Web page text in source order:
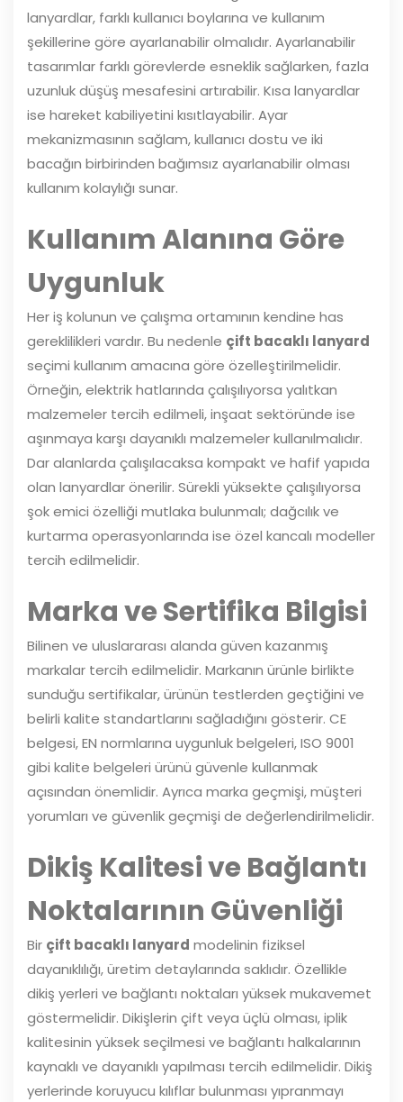
lanyardlar, farklı kullanıcı boylarına ve kullanım
şekillerine göre ayarlanabilir olmalıdır. Ayarlanabilir
tasarımlar farklı görevlerde esneklik sağlarken, fazla
uzunluk düşüş mesafesini artırabilir. Kısa lanyardlar
ise hareket kabiliyetini kısıtlayabilir. Ayar
mekanizmasının sağlam, kullanıcı dostu ve iki
bacağın birbirinden bağımsız ayarlanabilir olması
kullanım kolaylığı sunar.
Kullanım Alanına Göre
Uygunluk
Her iş kolunun ve çalışma ortamının kendine has
gereklilikleri vardır. Bu nedenle çift bacaklı lanyard
seçimi kullanım amacına göre özelleştirilmelidir.
Örneğin, elektrik hatlarında çalışılıyorsa yalıtkan
malzemeler tercih edilmeli, inşaat sektöründe ise
aşınmaya karşı dayanıklı malzemeler kullanılmalıdır.
Dar alanlarda çalışılacaksa kompakt ve hafif yapıda
olan lanyardlar önerilir. Sürekli yüksekte çalışılıyorsa
şok emici özelliği mutlaka bulunmalı; dağcılık ve
kurtarma operasyonlarında ise özel kancalı modeller
tercih edilmelidir.
Marka ve Sertifika Bilgisi
Bilinen ve uluslararası alanda güven kazanmış
markalar tercih edilmelidir. Markanın ürünle birlikte
sunduğu sertifikalar, ürünün testlerden geçtiğini ve
belirli kalite standartlarını sağladığını gösterir. CE
belgesi, EN normlarına uygunluk belgeleri, ISO 9001
gibi kalite belgeleri ürünü güvenle kullanmak
açısından önemlidir. Ayrıca marka geçmişi, müşteri
yorumları ve güvenlik geçmişi de değerlendirilmelidir.
Dikiş Kalitesi ve Bağlantı
Noktalarının Güvenliği
Bir çift bacaklı lanyard modelinin fiziksel
dayanıklılığı, üretim detaylarında saklıdır. Özellikle
dikiş yerleri ve bağlantı noktaları yüksek mukavemet
göstermelidir. Dikişlerin çift veya üçlü olması, iplik
kalitesinin yüksek seçilmesi ve bağlantı halkalarının
kaynaklı ve dayanıklı yapılması tercih edilmelidir. Dikiş
yerlerinde koruyucu kılıflar bulunması yıpranmayı